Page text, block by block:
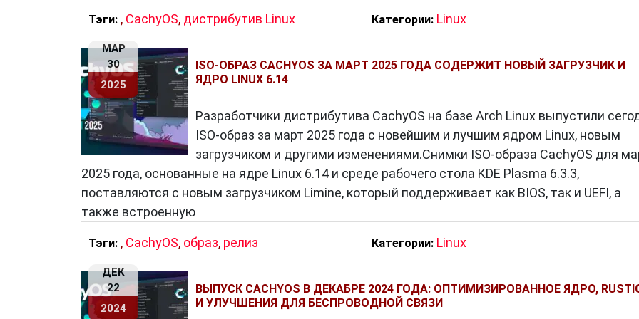
Тэги: , CachyOS, дистрибутив Linux Категории: Linux
МАР
30
2025
ISO-ОБРАЗ CACHYOS ЗА МАРТ 2025 ГОДА СОДЕРЖИТ НОВЫЙ ЗАГРУЗЧИК И
ЯДРО LINUX 6.14
Разработчики дистрибутива CachyOS на базе Arch Linux выпустили
ISO-образ за март 2025 года с новейшим и лучшим ядром Linux, новым
загрузчиком и другими изменениями.Снимки ISO-образа CachyOS для
2025 года, основанные на ядре Linux 6.14 и среде рабочего стола KDE Plasma 6.3.3,
поставляются с новым загрузчиком Limine, который поддерживает как BIOS, так и UEFI, а
также встроенную
Тэги: , CachyOS, образ, релиз Категории: Linux
ДЕК
22
2024
ВЫПУСК CACHYOS В ДЕКАБРЕ 2024 ГОДА: ОПТИМИЗИРОВАННОЕ ЯДРО,
И УЛУЧШЕНИЯ ДЛЯ БЕСПРОВОДНОЙ СВЯЗИ